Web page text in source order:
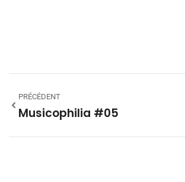
PRÉCÉDENT
Musicophilia #05